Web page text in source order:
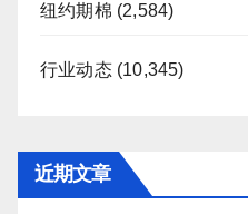
纽约期棉 (2,584)
行业动态(10,345)
近期文章